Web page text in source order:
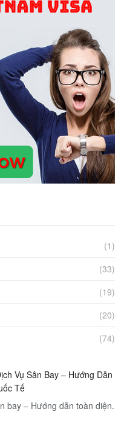
(1)
(33)
(19)
(20)
(74)
Vụ Sân Bay – Hướng Dẫn
Tế
bay – Hướng dẫn toàn diện.